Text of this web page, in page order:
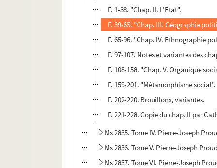
F. 1-38. "Chap. II. L'Etat".
F. 39-65. "Chap. III. Géographie
F. 65-96. "Chap. IV. Ethnographie
F. 97-107. Notes et variantes des
F. 108-158. "Chap. V. Organique
F. 159-201. "Métamorphisme
F. 202-220. Brouillons, variantes.
F. 221-228. Copie du chap. II par
Ms 2835. Tome IV. Pierre-Joseph
Ms 2836. Tome V. Pierre-Joseph
Ms 2837. Tome VI. Pierre-Joseph